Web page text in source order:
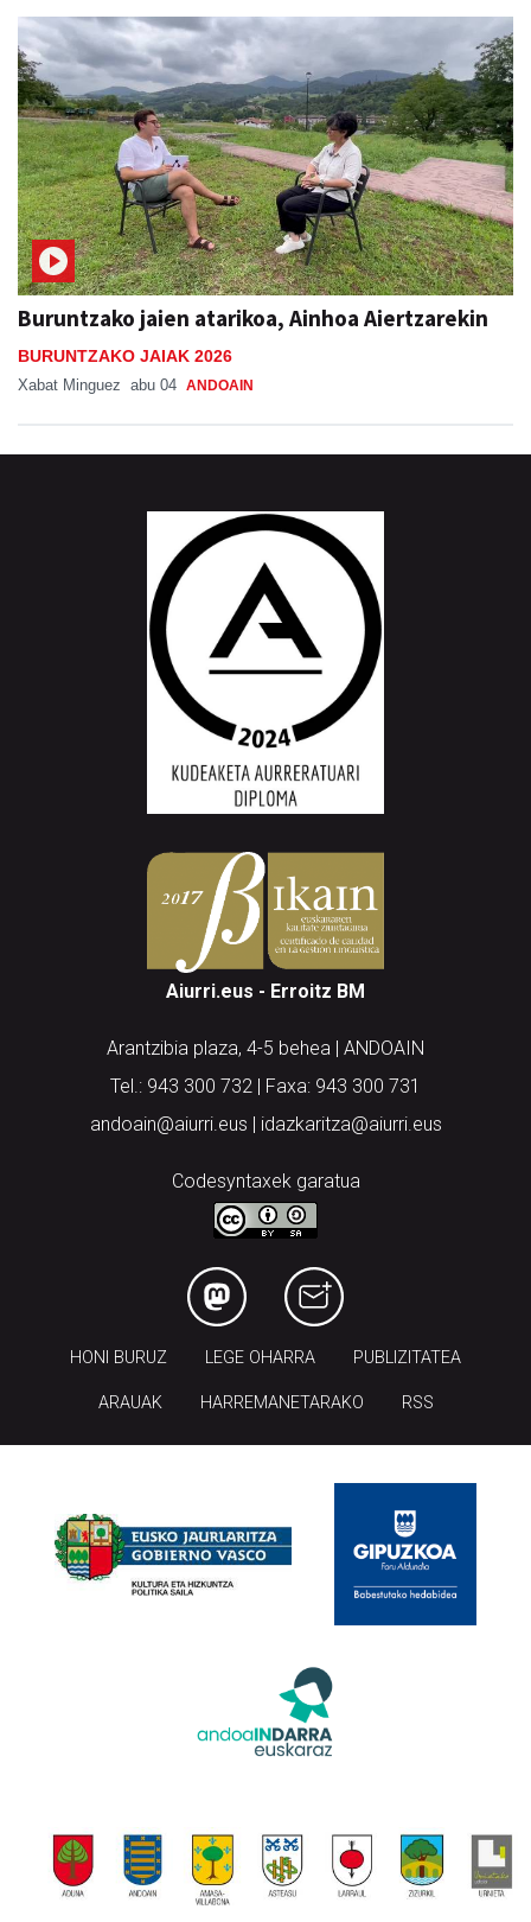
Buruntzako jaien atarikoa, Ainhoa Aiertzarekin
BURUNTZAKO JAIAK 2026
Xabat Minguez abu 04 ANDOAIN
Aiurri.eus - Erroitz BM
Arantzibia plaza, 4-5 behea | ANDOAIN
Tel.: 943 300 732 | Faxa: 943 300 731
andoain@aiurri.eus | idazkaritza@aiurri.eus
Codesyntaxek garatua
HONI BURUZ LEGE OHARRA PUBLIZITATEA
ARAUAK HARREMANETARAKO RSS